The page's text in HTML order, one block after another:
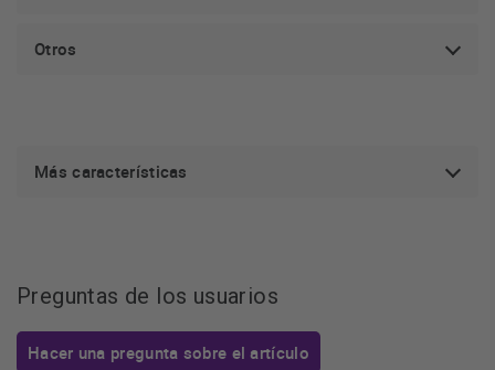
Otros
Más características
Preguntas de los usuarios
Hacer una pregunta sobre el artículo